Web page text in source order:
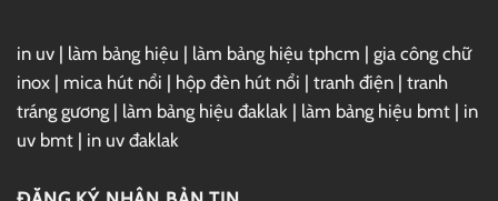
in uv | làm bảng hiệu | làm bảng hiệu tphcm | gia công chữ
inox | mica hút nổi | hộp đèn hút nổi | tranh điện | tranh
tráng gương | làm bảng hiệu đaklak | làm bảng hiệu bmt | in
uv bmt | in uv đaklak